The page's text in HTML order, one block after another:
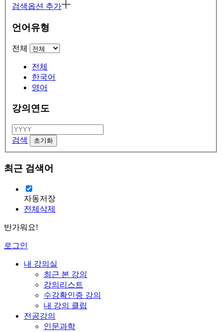
검색옵션 추가
언어유형
전체
전체
한국어
영어
강의연도
검색
최근 검색어
자동저장
전체삭제
반가워요!
로그인
내 강의실
최근 본 강의
강의리스트
수강확인증 강의
내 강의 클립
전공강의
인문과학